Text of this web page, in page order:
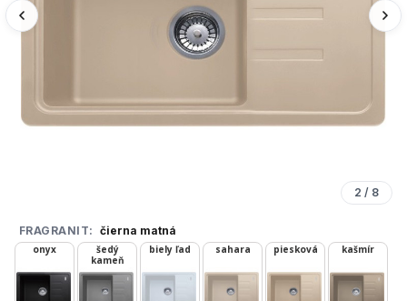
2 / 8
FRAGRANIT: čierna matná
onyx
šedý
kameň
biely ľad sahara piesková kašmír